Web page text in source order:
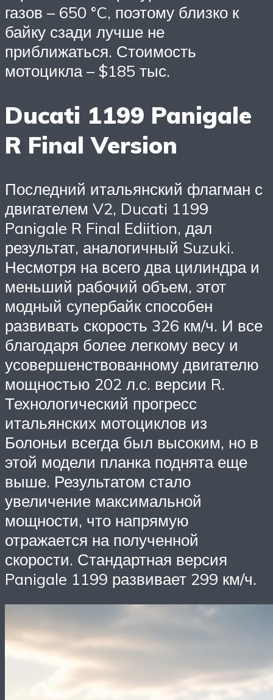
газов – 650 °C, поэтому близко к
байку сзади лучше не
приближаться. Стоимость
мотоцикла – $185 тыс.
Ducati 1199 Panigale
R Final Version
Последний итальянский флагман с
двигателем V2, Ducati 1199
Panigale R Final Ediition, дал
результат, аналогичный Suzuki.
Несмотря на всего два цилиндра и
меньший рабочий объем, этот
модный супербайк способен
развивать скорость 326 км/ч. И все
благодаря более легкому весу и
усовершенствованному двигателю
мощностью 202 л.с. версии R.
Технологический прогресс
итальянских мотоциклов из
Болоньи всегда был высоким, но в
этой модели планка поднята еще
выше. Результатом стало
увеличение максимальной
мощности, что напрямую
отражается на полученной
скорости. Стандартная версия
Panigale 1199 развивает 299 км/ч.